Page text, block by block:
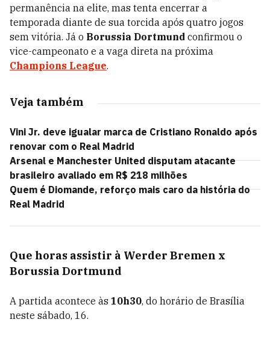
permanência na elite, mas tenta encerrar a
temporada diante de sua torcida após quatro jogos
sem vitória. Já o Borussia Dortmund confirmou o
vice-campeonato e a vaga direta na próxima
Champions League.
Veja também
Vini Jr. deve igualar marca de Cristiano Ronaldo após
renovar com o Real Madrid
Arsenal e Manchester United disputam atacante
brasileiro avaliado em R$ 218 milhões
Quem é Diomande, reforço mais caro da história do
Real Madrid
Que horas assistir à Werder Bremen x
Borussia Dortmund
A partida acontece às 10h30, do horário de Brasília
neste sábado, 16.